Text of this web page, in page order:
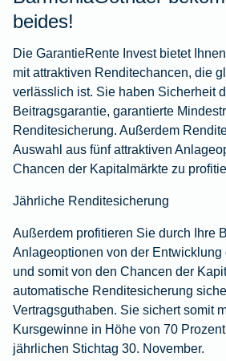
beides!
Die GarantieRente Invest bietet
mit attraktiven Renditechancen, die
verlässlich ist. Sie haben Sicherheit
Beitragsgarantie, garantierte
Renditesicherung. Außerdem
Auswahl aus fünf attraktiven
Chancen der Kapitalmärkte zu
Jährliche Renditesicherung
Außerdem profitieren Sie durch Ihre
Anlageoptionen von der Entwicklung
und somit von den Chancen der
automatische Renditesicherung
Vertragsguthaben. Sie sichert somit
Kursgewinne in Höhe von 70
jährlichen Stichtag 30. November.